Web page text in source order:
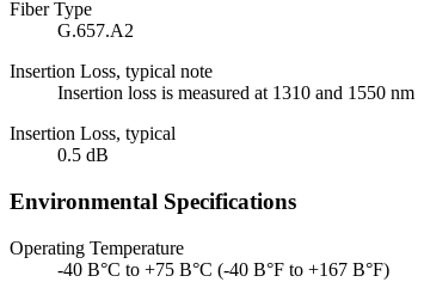
Fiber Type
G.657.A2
Insertion Loss, typical note
Insertion loss is measured at 1310 and 1550 nm
Insertion Loss, typical
0.5 dB
Environmental Specifications
Operating Temperature
-40 В°C to +75 В°C (-40 В°F to +167 В°F)